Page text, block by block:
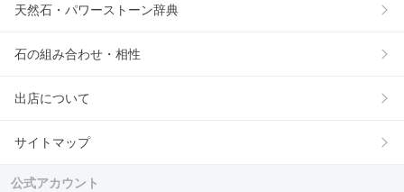
天然石・パワーストーン辞典
石の組み合わせ・相性
出店について
サイトマップ
公式アカウント